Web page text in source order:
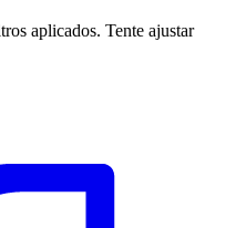
aplicados. Tente ajustar